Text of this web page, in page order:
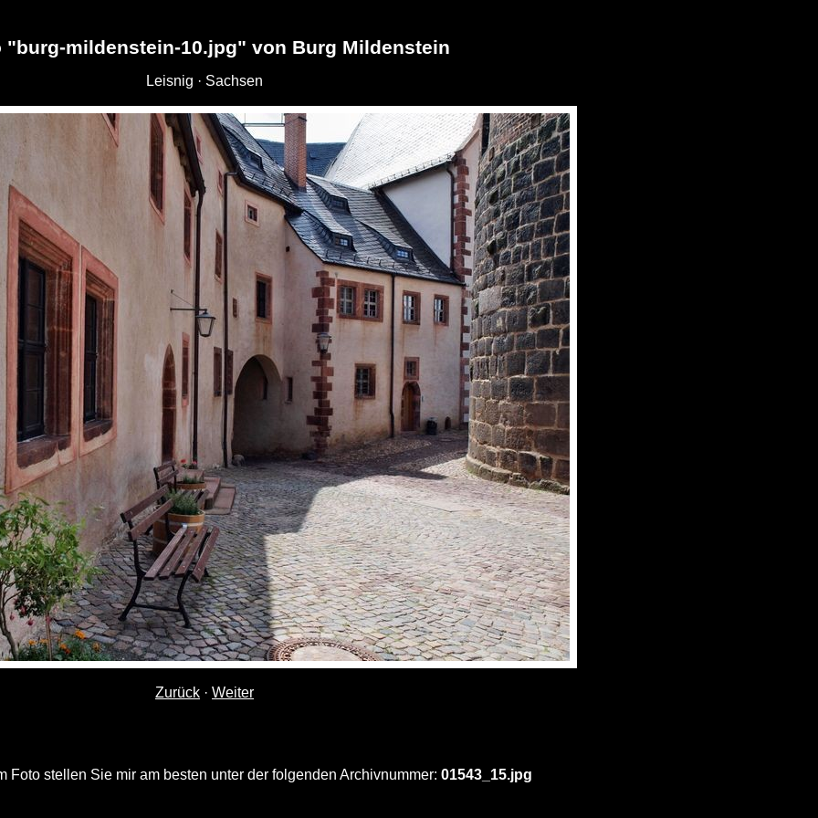
"burg-mildenstein-10.jpg" von Burg Mildenstein
Leisnig · Sachsen
Zurück · Weiter
Foto stellen Sie mir am besten unter der folgenden Archivnummer: 01543_15.jpg